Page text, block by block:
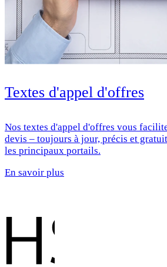
Textes d'appel d'offres
Nos textes d'appel d'offres vous
devis – toujours à jour, précis et
les principaux portails.
En savoir plus